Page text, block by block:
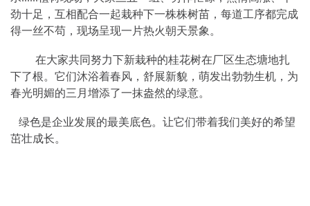
劲十足，互相配合一起栽种下一株株树苗，每道工序都完成
得一丝不苟，现场呈现一片热火朝天景象。
在大家共同努力下新栽种的桂花树在厂区生态塘地扎
下了根。它们沐浴着春风，舒展新貌，萌发出勃勃生机，为
春光明媚的三月增添了一抹盎然的绿意。
绿色是企业发展的最美底色。让它们带着我们美好的希望
茁壮成长。